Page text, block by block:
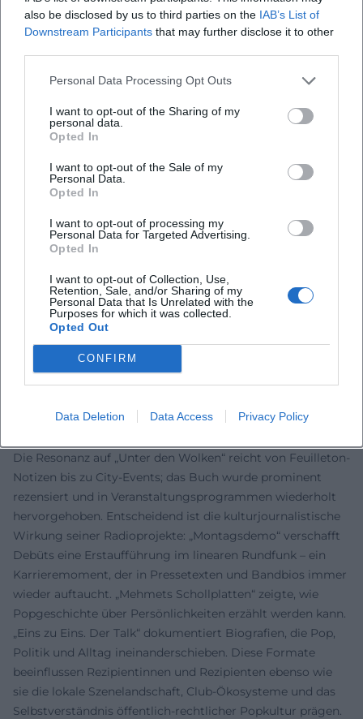
also be disclosed by us to third parties on the IAB’s List of
Downstream Participants that may further disclose it to other
Personal Data Processing Opt Outs
I want to opt-out of the Sharing of my
personal data.
Opted In
I want to opt-out of the Sale of my
Personal Data.
Opted In
I want to opt-out of processing my
Personal Data for Targeted Advertising.
Opted In
I want to opt-out of Collection, Use,
Retention, Sale, and/or Sharing of my
Personal Data that Is Unrelated with the
Purposes for which it was collected.
Opted Out
CONFIRM
Data Deletion Data Access Privacy Policy
lernen die Entstehung von Playlists und die Dramaturgie
von Gesprächsverläufen kennen – und entdecken, wie
Stil und Handschrift: Kuratieren, Arrangieren, Zuhören
Bogdahns Stil speist sich aus Fachwissen und Erfahrung.
Er arbeitet mit Genre-Markern, kennt Produktionsdetails,
hört auf Dynamik, Textur und Kontext. Als Moderator
mischt er Recherche-Tiefe mit improvisationsfähiger
Gesprächsführung. In „Eins zu Eins. Der Talk“ zeigt er, wie
Form, offener Ausgang, musikalische Klammern. Im
Zündfunk wiederum nutzt er das Radio als Resonanzraum,
werden – in Szenegeschichten, Diskographie-Referenzen,
kulturelle Linien.
Aus musikjournalistischer Sicht stellt er Fragen, die
Komposition und Arrangement ernst nehmen: Was sagt
die Produktion über die Idee des Songs? Welche Einflüsse
Vertrauen schafft – gegenüber Artists und Publikum.
Die Resonanz auf „Unter den Wolken“ reicht von Feuilleton-
Notizen bis zu City-Events; das Buch wurde prominent
rezensiert und in Veranstaltungsprogrammen wiederholt
hervorgehoben. Entscheidend ist die kulturjournalistische
Wirkung seiner Radioprojekte: „Montagsdemo“ verschafft
Debüts eine Erstaufführung im linearen Rundfunk – ein
Karrieremoment, der in Pressetexten und Bandbios immer
wieder auftaucht. „Mehmets Schollplatten“ zeigte, wie
Popgeschichte über Persönlichkeiten erzählt werden kann.
„Eins zu Eins. Der Talk“ dokumentiert Biografien, die Pop,
Politik und Alltag ineinanderschieben. Diese Formate
beeinflussen Rezipientinnen und Rezipienten ebenso wie
sie die lokale Szenelandschaft, Club-Ökosysteme und das
Selbstverständnis öffentlich-rechtlicher Popkultur prägen.